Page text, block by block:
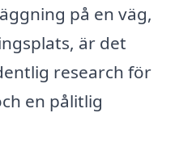
på en väg,
är det
research för
en pålitlig